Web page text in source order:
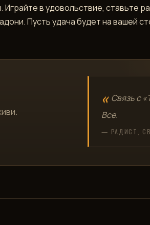
Играйте в удовольствие, ставьте
Пусть удача будет на вашей
Связь с
Все.
— РАДИСТ,